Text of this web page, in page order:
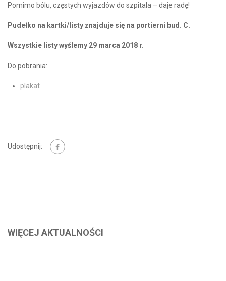
Pomimo bólu, częstych wyjazdów do szpitala – daje radę!
Pudełko na kartki/listy znajduje się na portierni bud. C.
Wszystkie listy wyślemy 29 marca 2018 r.
Do pobrania:
plakat
Udostępnij:
WIĘCEJ AKTUALNOŚCI